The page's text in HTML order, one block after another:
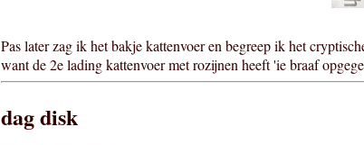
Pas later zag ik het bakje kattenvoer en begreep ik het
want de 2e lading kattenvoer met rozijnen heeft 'ie braaf
dag disk